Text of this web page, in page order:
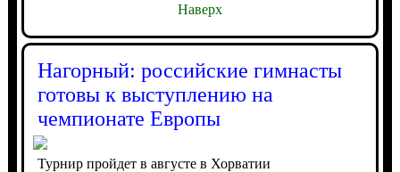
Наверх
Нагорный: российские гимнасты
готовы к выступлению на
чемпионате Европы
Турнир пройдет в августе в Хорватии